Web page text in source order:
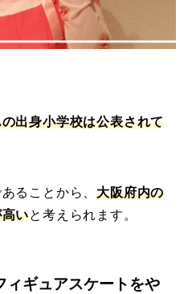
出身小学校は公表されて
ることから、大阪府内の
いと考えられます。
ィギュアスケートをや